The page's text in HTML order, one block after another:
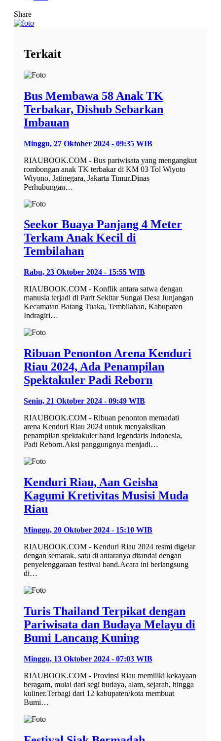
Share
Terkait
Bus Membawa 58 Anak TK
Terbakar, Dishub Sebarkan
Imbauan
Minggu, 27 Oktober 2024 - 09:35 WIB
RIAUBOOK.COM - Bus pariwisata yang mengangkut
rombongan anak TK terbakar di KM 03 Tol Wiyoto
Wiyono, Jatinegara, Jakarta Timur.Dinas
Perhubungan…
Seekor Buaya Panjang 4 Meter
Terkam Anak Kecil di
Tembilahan
Rabu, 23 Oktober 2024 - 15:55 WIB
RIAUBOOK.COM - Konflik antara satwa dengan
manusia terjadi di Parit Sekitar Sungai Desa Junjangan
Kecamatan Batang Tuaka, Tembilahan, Kabupaten
Indragiri…
Ribuan Penonton Arena Kenduri
Riau 2024, Ada Penampilan
Spektakuler Padi Reborn
Senin, 21 Oktober 2024 - 09:49 WIB
RIAUBOOK.COM - Ribuan penonton memadati
arena Kenduri Riau 2024 untuk menyaksikan
penampilan spektakuler band legendaris Indonesia,
Padi Reborn.Aksi panggungnya menjadi…
Kenduri Riau, Aan Geisha
Kagumi Kretivitas Musisi Muda
Riau
Minggu, 20 Oktober 2024 - 15:10 WIB
RIAUBOOK.COM - Kenduri Riau 2024 resmi digelar
dengan semarak, satu di antaranya ditandai dengan
penyelenggaraan festival band.Acara ini berlangsung
di…
Turis Thailand Terpikat dengan
Pariwisata dan Budaya Melayu di
Bumi Lancang Kuning
Minggu, 13 Oktober 2024 - 07:03 WIB
RIAUBOOK.COM - Provinsi Riau memiliki kekayaan
beragam, mulai dari segi budaya, alam, sejarah, hingga
kuliner.Terbagi dari 12 kabupaten/kota membuat
Bumi…